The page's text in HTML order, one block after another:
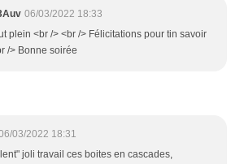
06/03/2022 18:33
plein <br /> <br /> Félicitations pour tin savoir
/> Bonne soirée
03/2022 18:31
joli travail ces boites en cascades,